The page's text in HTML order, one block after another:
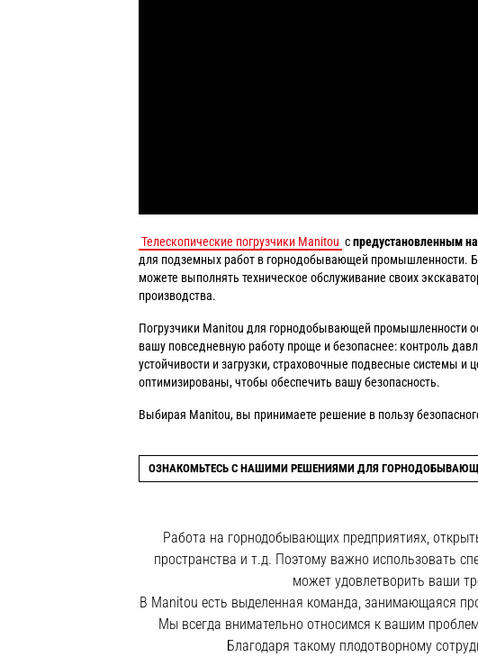
Телескопические погрузчики Manitou спредустановленным
для подземных работ в горнодобывающей промышленности.
можете выполнять техническое обслуживание своих
производства.
Погрузчики Manitou для горнодобывающей промышленности
вашу повседневную работу проще и безопаснее: контроль
устойчивости и загрузки, страховочные подвесные системы и
оптимизированы, чтобы обеспечить вашу безопасность.
Выбирая Manitou, вы принимаете решение в пользу
ОЗНАКОМЬТЕСЬ С НАШИМИ РЕШЕНИЯМИ ДЛЯ
Работа на горнодобывающих предприятиях,
пространства и т.д. Поэтому важно использовать
может удовлетворить ваши
В Manitou есть выделенная команда, занимающаяся
Мы всегда внимательно относимся к вашим
Благодаря такому плодотворному